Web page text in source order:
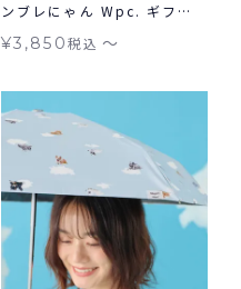
ンブレにゃん Wpc. ギフト
対象 日傘 折りたたみ 晴雨兼
¥3,850税込 〜